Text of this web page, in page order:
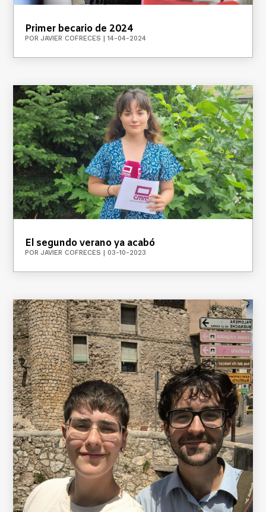
Primer becario de 2024
PORJAVIER COFRECES |14-04-2024
El segundo verano ya acabó
PORJAVIER COFRECES 03-10-2023